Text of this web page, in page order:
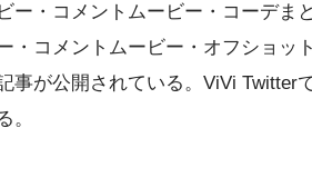
ー・コメントムービー・コーデま
・コメントムービー・オフショッ
事が公開されている。ViVi Twitter
。